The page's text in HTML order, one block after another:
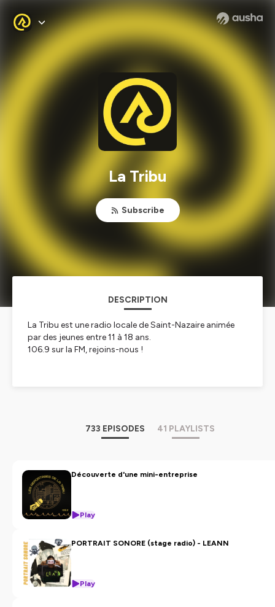
La Tribu
Subscribe
DESCRIPTION
La Tribu est une radio locale de Saint-Nazaire animée
par des jeunes entre 11 à 18 ans.
106.9 sur la FM, rejoins-nous !
733 EPISODES 41 PLAYLISTS
Découverte d'une mini-entreprise
Play
PORTRAIT SONORE (stage radio) - LEANN
Play